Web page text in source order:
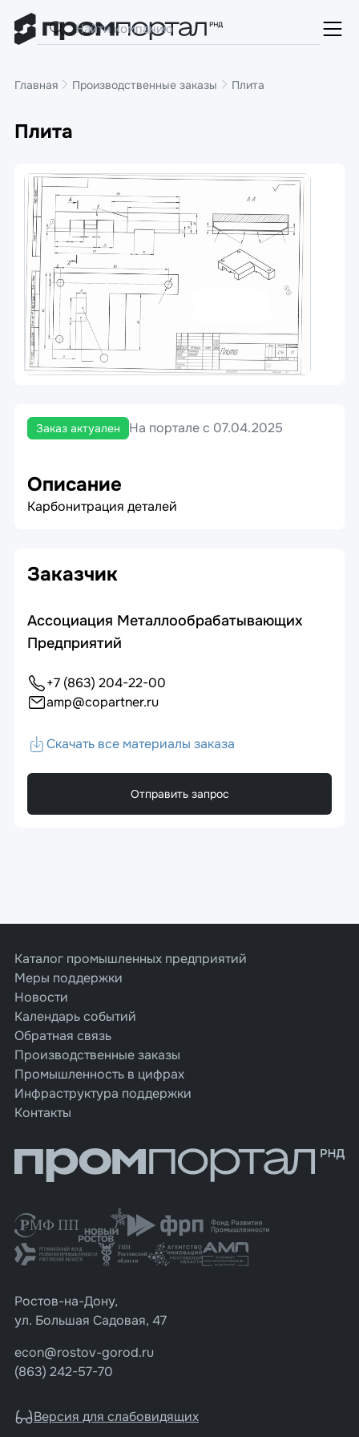
Главная Производственные заказы Плита
Плита
Заказ актуален На портале с 07.04.2025
Описание
Карбонитрация деталей
Заказчик
Ассоциация Металлообрабатывающих
Предприятий
+7 (863) 204-22-00
amp@copartner.ru
Скачать все материалы заказа
Отправить запрос
Каталог промышленных предприятий
Меры поддержки
Новости
Календарь событий
Обратная связь
Производственные заказы
Промышленность в цифрах
Инфраструктура поддержки
Контакты
Ростов-на-Дону,
ул. Большая Садовая, 47
econ@rostov-gorod.ru
(863) 242-57-70
Версия для слабовидящих